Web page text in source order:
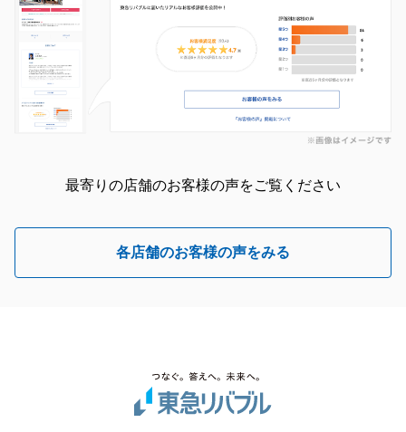
最寄りの店舗のお客様の声をご覧ください
各店舗のお客様の声をみる